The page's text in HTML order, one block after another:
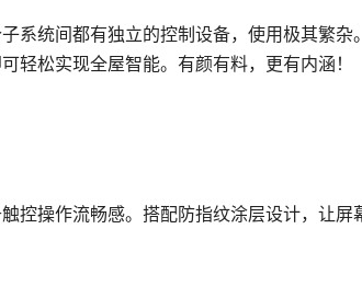
系统间都有独立的控制设备，使用极其繁杂
轻松实现全屋智能。有颜有料，更有内涵！
控操作流畅感。搭配防指纹涂层设计，让屏